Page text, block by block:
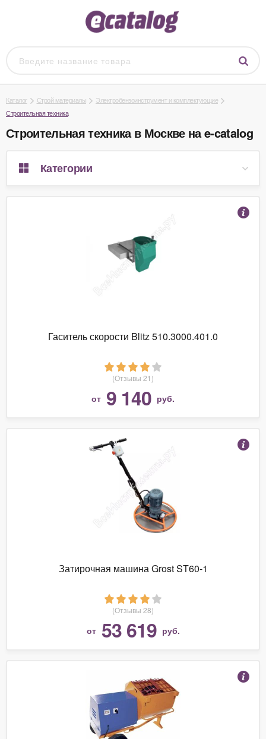
Каталог Строй материалы
Электробензоинструмент и комплектующие
Строительная техника
Строительная техника в Москве на e-catalog
Категории
Гаситель скорости Blitz 510.3000.401.0
(Отзывы 21)
от 9 140 руб.
Затирочная машина Grost ST60-1
(Отзывы 28)
от 53 619 руб.